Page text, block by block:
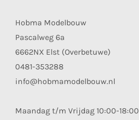
Hobma Modelbouw
Pascalweg 6a
6662NX Elst (Overbetuwe)
0481-353288
info@hobmamodelbouw.nl
Maandag t/m Vrijdag 10:00-18:00